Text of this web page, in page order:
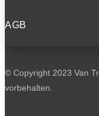
AGB
© Copyright 2023 Van
vorbehalten.